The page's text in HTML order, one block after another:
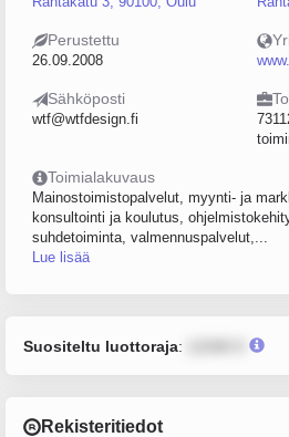
Perustettu
26.09.2008
Sähköposti
wtf@wtfdesign.fi
Toimialakuvaus
Mainostoimistopalvelut, myynti- ja
konsultointi ja koulutus,
suhdetoiminta, valmennuspalvelut,...
Lue lisää
Suositeltu luottoraja:
Rekisteritiedot